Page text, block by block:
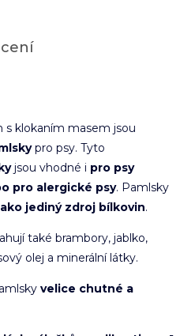
s klokaním masem jsou
pro psy. Tyto
jsou vhodné i pro psy
pro alergické psy. Pamlsky
jediný zdroj bílkovin.
také brambory, jablko,
olej a minerální látky.
velice chutné a